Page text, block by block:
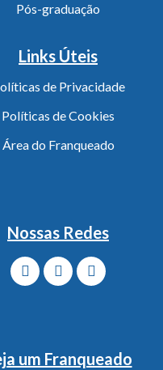
Pós-graduação
Links Úteis
de Privacidade
Políticas de Cookies
Área do Franqueado
Nossas Redes
um Franqueado